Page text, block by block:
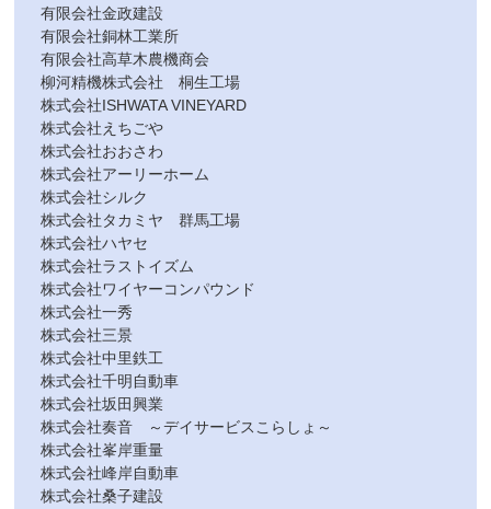
有限会社金政建設
有限会社銅林工業所
有限会社高草木農機商会
柳河精機株式会社 桐生工場
株式会社ISHWATA VINEYARD
株式会社えちごや
株式会社おおさわ
株式会社アーリーホーム
株式会社シルク
株式会社タカミヤ 群馬工場
株式会社ハヤセ
株式会社ラストイズム
株式会社ワイヤーコンパウンド
株式会社一秀
株式会社三景
株式会社中里鉄工
株式会社千明自動車
株式会社坂田興業
株式会社奏音 ～デイサービスこらしょ～
株式会社峯岸重量
株式会社峰岸自動車
株式会社桑子建設